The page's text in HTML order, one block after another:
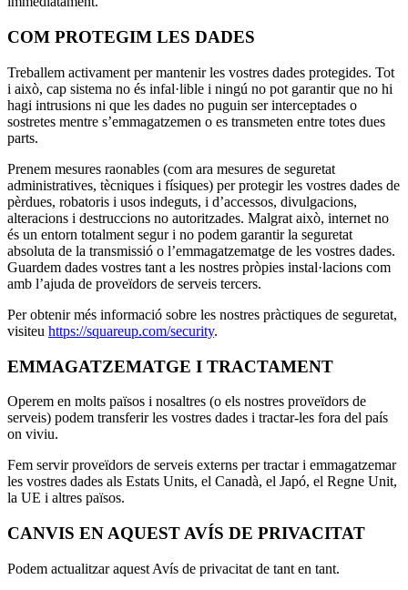
COM PROTEGIM LES DADES
Treballem activament per mantenir les vostres dades protegides. Tot
i això, cap sistema no és infal·lible i ningú no pot garantir que no hi
hagi intrusions ni que les dades no puguin ser interceptades o
sostretes mentre s’emmagatzemen o es transmeten entre totes dues
parts.
Prenem mesures raonables (com ara mesures de seguretat
administratives, tècniques i físiques) per protegir les vostres dades de
pèrdues, robatoris i usos indeguts, i d’accessos, divulgacions,
alteracions i destruccions no autoritzades. Malgrat això, internet no
és un entorn totalment segur i no podem garantir la seguretat
absoluta de la transmissió o l’emmagatzematge de les vostres dades.
Guardem dades vostres tant a les nostres pròpies instal·lacions com
amb l’ajuda de proveïdors de serveis tercers.
Per obtenir més informació sobre les nostres pràctiques de seguretat,
visiteu https://squareup.com/security.
EMMAGATZEMATGE I TRACTAMENT
Operem en molts països i nosaltres (o els nostres proveïdors de
serveis) podem transferir les vostres dades i tractar-les fora del país
on viviu.
Fem servir proveïdors de serveis externs per tractar i emmagatzemar
les vostres dades als Estats Units, el Canadà, el Japó, el Regne Unit,
la UE i altres països.
CANVIS EN AQUEST AVÍS DE PRIVACITAT
Podem actualitzar aquest Avís de privacitat de tant en tant.